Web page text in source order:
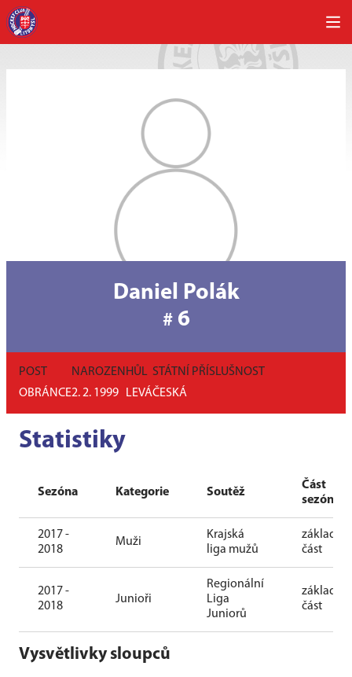
Daniel Polák
# 6
POST
OBRÁNCE
NAROZEN
2. 2. 1999
HŮL
LEVÁ
STÁTNÍ PŘÍSLUŠNOST
ČESKÁ
Statistiky
Sezóna Kategorie Soutěž
Část
sezóny
2017 -
2018
Muži
Krajská
liga mužů
základní
část
2017 -
2018
Junioři
Regionální
Liga
Juniorů
základní
část
Vysvětlivky sloupců